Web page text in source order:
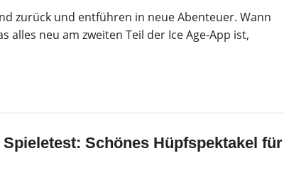
zurück und entführen in neue Abenteuer. Wann
alles neu am zweiten Teil der Ice Age-App ist,
Schönes Hüpfspektakel für